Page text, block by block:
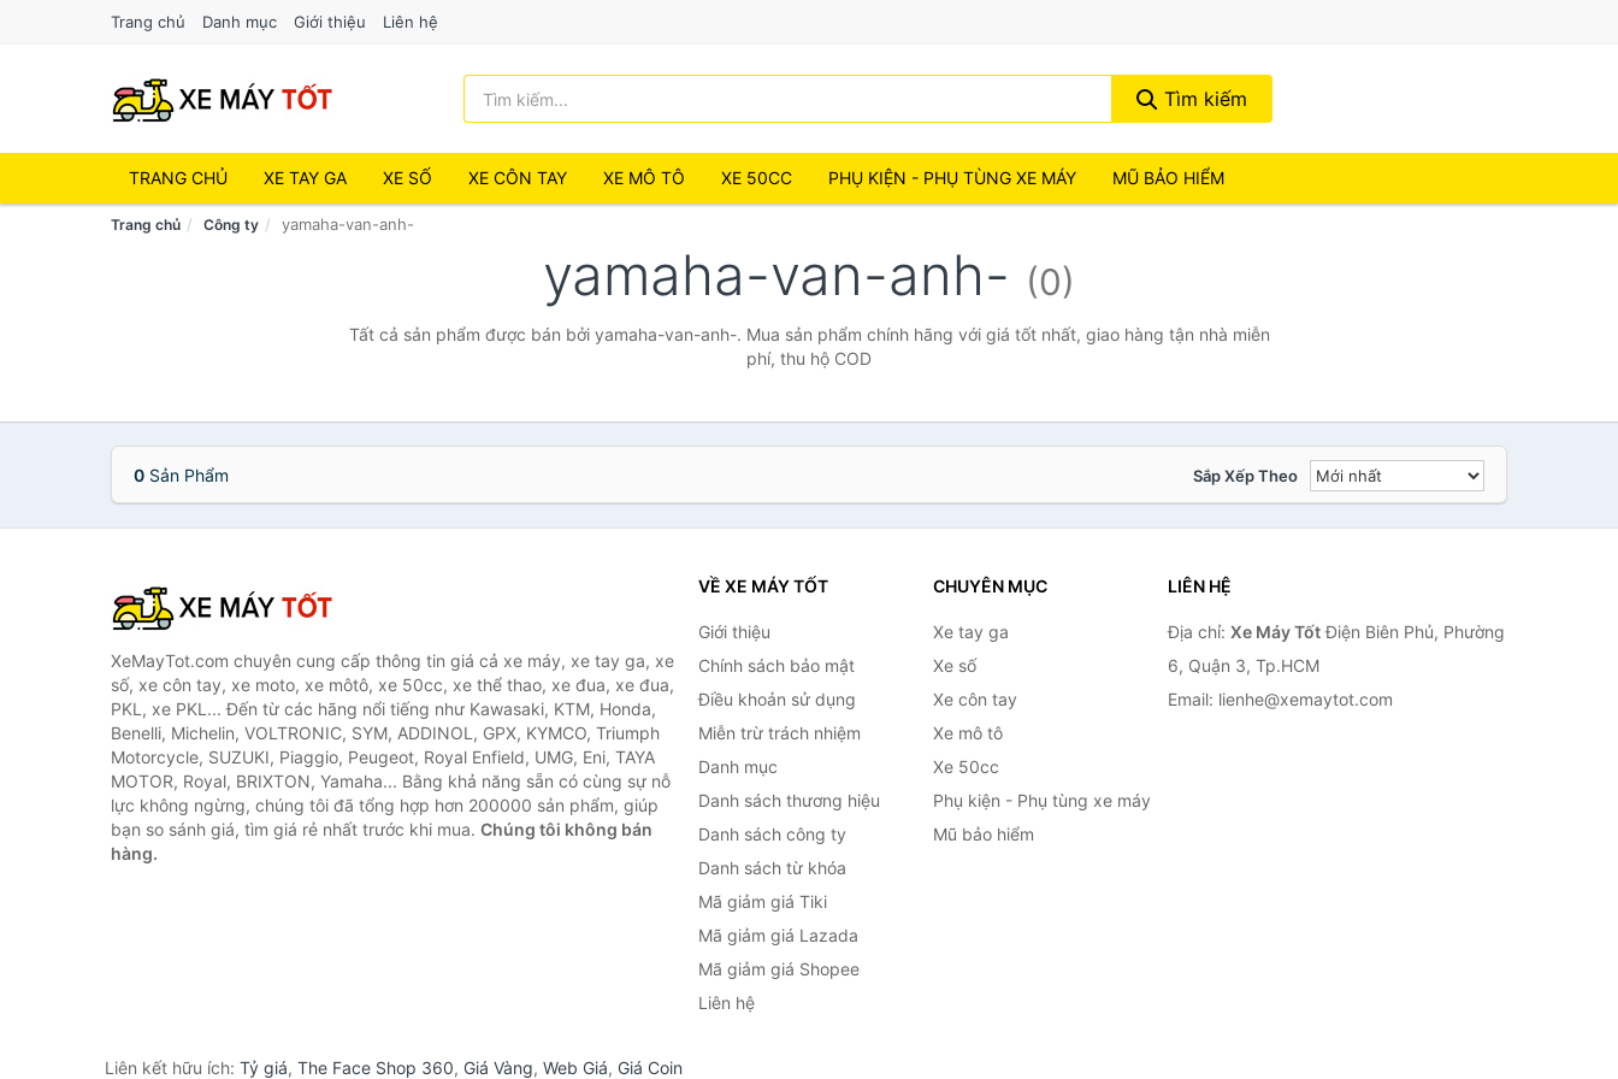
Trang chủ Danh mục Giới thiệu Liên hệ
Tìm kiếm
TRANG CHỦ XE TAY GA XE SỐ XE CÔN TAY XE MÔ TÔ XE 50CC PHỤ KIỆN - PHỤ TÙNG XE MÁY MŨ BẢO HIỂM
Trang chủ Công ty yamaha-van-anh-
yamaha-van-anh- (0)
Tất cả sản phẩm được bán bởi yamaha-van-anh-. Mua sản phẩm chính hãng với giá tốt nhất, giao hàng tận nhà miễn
phí, thu hộ COD
0 Sản Phẩm Sắp Xếp Theo
XeMayTot.com chuyên cung cấp thông tin giá cả xe máy, xe tay ga, xe
số, xe côn tay, xe moto, xe môtô, xe 50cc, xe thể thao, xe đua, xe đua,
PKL, xe PKL... Đến từ các hãng nổi tiếng như Kawasaki, KTM, Honda,
Benelli, Michelin, VOLTRONIC, SYM, ADDINOL, GPX, KYMCO, Triumph
Motorcycle, SUZUKI, Piaggio, Peugeot, Royal Enfield, UMG, Eni, TAYA
MOTOR, Royal, BRIXTON, Yamaha... Bằng khả năng sẵn có cùng sự nỗ
lực không ngừng, chúng tôi đã tổng hợp hơn 200000 sản phẩm, giúp
bạn so sánh giá, tìm giá rẻ nhất trước khi mua. Chúng tôi không bán
hàng.
VỀ XE MÁY TỐT
Giới thiệu
Chính sách bảo mật
Điều khoản sử dụng
Miễn trừ trách nhiệm
Danh mục
Danh sách thương hiệu
Danh sách công ty
Danh sách từ khóa
Mã giảm giá Tiki
Mã giảm giá Lazada
Mã giảm giá Shopee
Liên hệ
CHUYÊN MỤC
Xe tay ga
Xe số
Xe côn tay
Xe mô tô
Xe 50cc
Phụ kiện - Phụ tùng xe máy
Mũ bảo hiểm
LIÊN HỆ
Địa chỉ: Xe Máy TốtĐiện Biên Phủ, Phường
6, Quận 3, Tp.HCM
Email: lienhe@xemaytot.com
Liên kết hữu ích: Tỷ giá, The Face Shop 360, Giá Vàng, Web Giá, Giá Coin